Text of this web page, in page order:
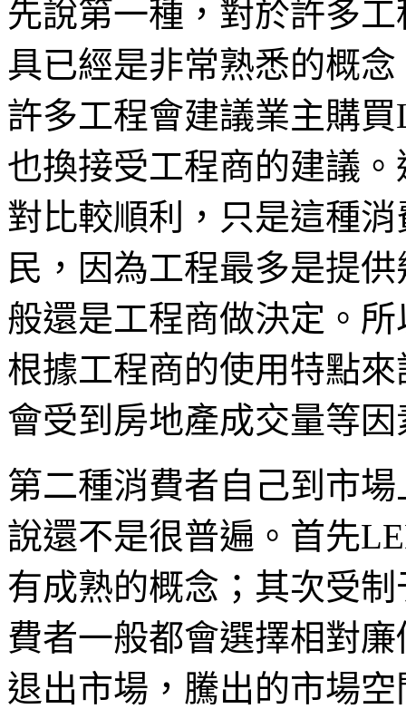
先說第一種，對於許多
具已經是非常熟悉的概
許多工程會建議業主購
也換接受工程商的建議
對比較順利，只是這種
民，因為工程最多是提
般還是工程商做決定。
根據工程商的使用特點
會受到房地產成交量等
第二種消費者自己到市
說還不是很普遍。首先
有成熟的概念；其次受
費者一般都會選擇相對
退出市場，騰出的市場